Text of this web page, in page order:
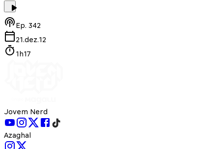
Ep. 342
21.dez.12
1h17
Jovem Nerd
Azaghal